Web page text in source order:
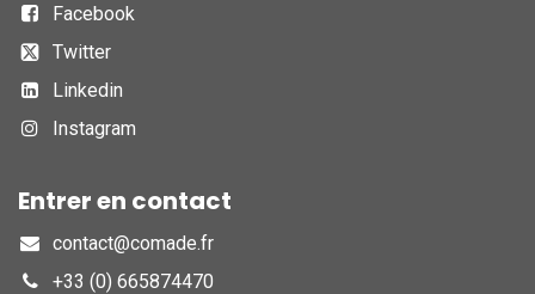
Facebook
Twitter
Linkedin
Instagram
Entrer en contact
contact@comade.fr
+33 (0) 665874470